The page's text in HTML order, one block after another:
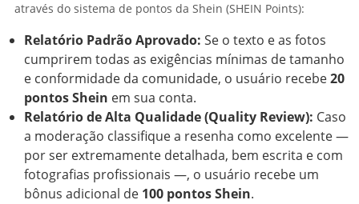
através do sistema de pontos da Shein (SHEIN Points):
Relatório Padrão Aprovado: Se o texto e as fotos
cumprirem todas as exigências mínimas de tamanho
e conformidade da comunidade, o usuário recebe20
pontos Shein em sua conta.
Relatório de Alta Qualidade (Quality Review): Caso
a moderação classifique a resenha como excelente —
por ser extremamente detalhada, bem escrita e com
fotografias profissionais —, o usuário recebe um
bônus adicional de 100 pontos Shein.